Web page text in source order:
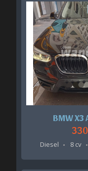
BMW
Diesel
8 cv